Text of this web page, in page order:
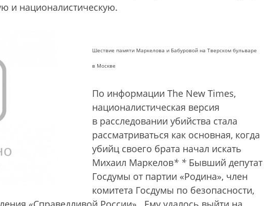
и националистическую.
Шествие памяти Маркелова и Бабуровой на Тверском бульваре
в Москве
По информации The New Times,
националистическая версия
в расследовании убийства стала
рассматриваться как основная, когда
убийц своего брата начал искать
Михаил Маркелов* * Бывший депутат
Госдумы от партии «Родина», член
комитета Госдумы по безопасности,